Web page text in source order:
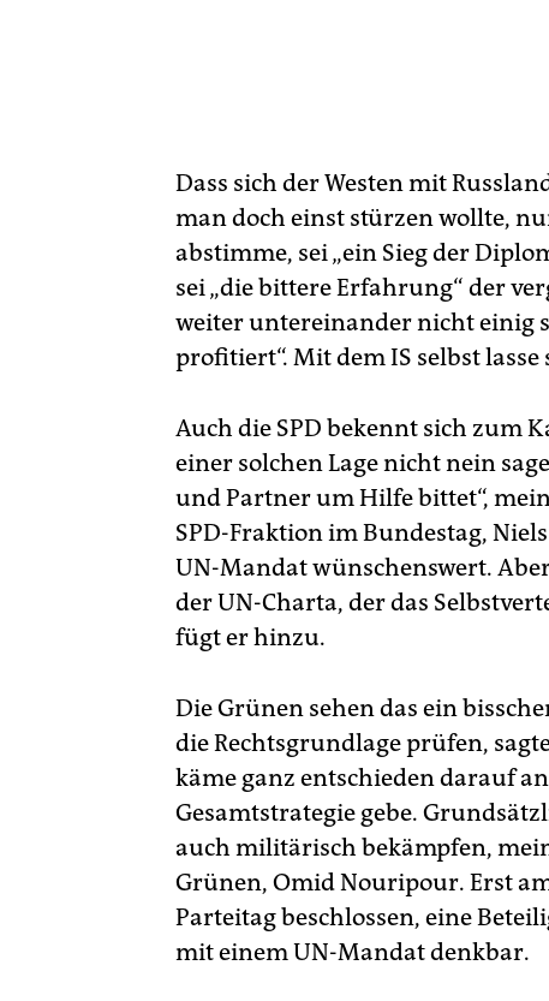
Dass sich der Westen mit
man doch einst stürzen wollte,
abstimme, sei „ein Sieg der
sei „die bittere Erfahrung“ der
weiter untereinander nicht einig
profitiert“. Mit dem IS selbst
Auch die SPD bekennt sich zum
einer solchen Lage nicht nein
und Partner um Hilfe bittet“,
SPD-Fraktion im Bundestag,
UN-Mandat wünschenswert.
der UN-Charta, der das
fügt er hinzu.
Die Grünen sehen das ein
die Rechtsgrundlage prüfen,
käme ganz entschieden darauf
Gesamtstrategie gebe.
auch militärisch bekämpfen,
Grünen, Omid Nouripour. Erst
Parteitag beschlossen, eine
mit einem UN-Mandat denkbar.